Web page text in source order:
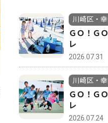
川崎区・
ＧＯ！Ｇ
レ
2026.07.31
川崎区・
ＧＯ！Ｇ
レ
2026.07.24